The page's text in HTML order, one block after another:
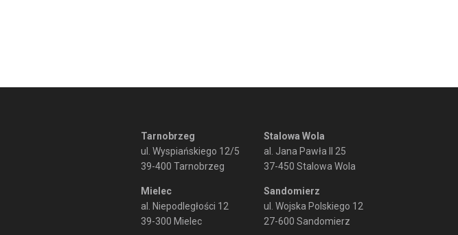
Tarnobrzeg
ul. Wyspiańskiego 12/5
39-400 Tarnobrzeg
Mielec
al. Niepodległości 12
39-300 Mielec
Stalowa Wola
al. Jana Pawła II 25
37-450 Stalowa Wola
Sandomierz
ul. Wojska Polskiego 12
27-600 Sandomierz